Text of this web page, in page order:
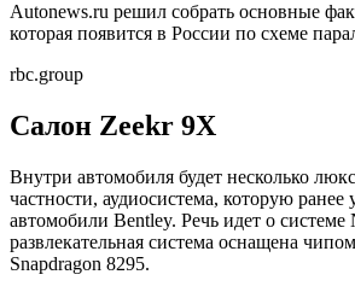
Autonews.ru решил собрать основные
которая появится в России по схеме
rbc.group
Салон Zeekr 9X
Внутри автомобиля будет несколько
частности, аудиосистема, которую ранее
автомобили Bentley. Речь идет о
развлекательная система оснащена
Snapdragon 8295.